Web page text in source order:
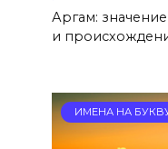
Аргам:
и
ИМЕНА НА